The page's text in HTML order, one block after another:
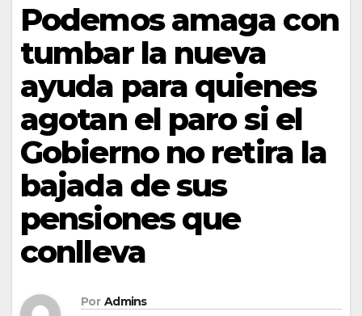
Podemos amaga con
tumbar la nueva
ayuda para quienes
agotan el paro si el
Gobierno no retira la
bajada de sus
pensiones que
conlleva
Por Admins